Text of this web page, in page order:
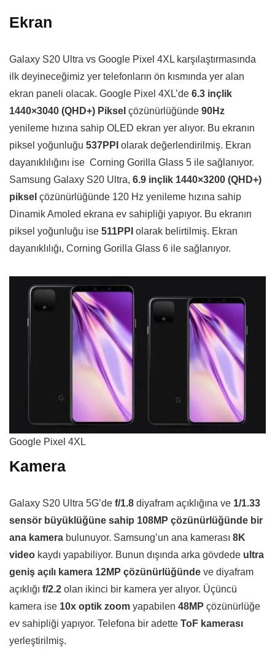
Ekran
Galaxy S20 Ultra vs Google Pixel 4XL karşılaştırmasında
ilk deyineceğimiz yer telefonların ön kısmında yer alan
ekran paneli olacak. Google Pixel 4XL’de 6.3 inçlik
1440×3040 (QHD+) Piksel çözünürlüğünde 90Hz
yenileme hızına sahip OLED ekran yer alıyor. Bu ekranın
piksel yoğunluğu 537PPI olarak değerlendirilmiş. Ekran
dayanıklılığını ise Corning Gorilla Glass 5 ile sağlanıyor.
Samsung Galaxy S20 Ultra, 6.9 inçlik 1440×3200 (QHD+)
piksel çözünürlüğünde 120 Hz yenileme hızına sahip
Dinamik Amoled ekrana ev sahipliği yapıyor. Bu ekranın
piksel yoğunluğu ise 511PPI olarak belirtilmiş. Ekran
dayanıklılığı, Corning Gorilla Glass 6 ile sağlanıyor.
Google Pixel 4XL
Kamera
Galaxy S20 Ultra 5G’de f/1.8 diyafram açıklığına ve 1/1.33
sensör büyüklüğüne sahip 108MP çözünürlüğünde bir
ana kamera bulunuyor. Samsung’un ana kamerası 8K
video kaydı yapabiliyor. Bunun dışında arka gövdede ultra
geniş açılı kamera 12MP çözünürlüğünde ve diyafram
açıklığı f/2.2 olan ikinci bir kamera yer alıyor. Üçüncü
kamera ise 10x optik zoom yapabilen 48MP çözünürlüğe
ev sahipliği yapıyor. Telefona bir adette ToF kamerası
yerleştirilmiş.